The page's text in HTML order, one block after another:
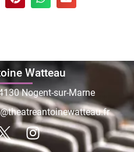
Watteau
Nogent-sur-Marne